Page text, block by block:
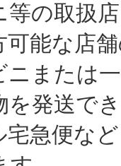
の取扱
可能な店
たは一
を発送で
便など